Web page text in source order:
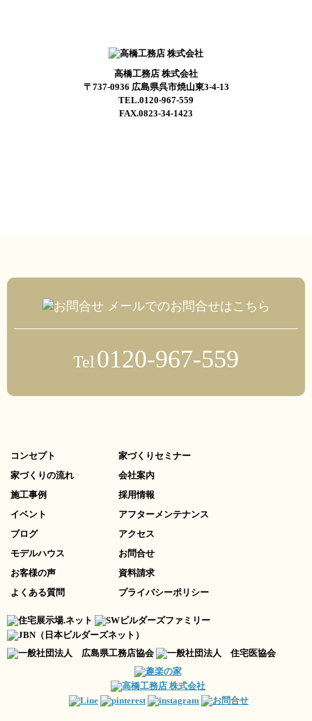
高橋工務店 株式会社
〒737-0936 広島県呉市焼山東3-4-13
TEL.0120-967-559
FAX.0823-34-1423
メールでのお問合せはこちら
Tel 0120-967-559
コンセプト
家づくりの流れ
施工事例
イベント
ブログ
モデルハウス
お客様の声
よくある質問
家づくりセミナー
会社案内
採用情報
アフターメンテナンス
アクセス
お問合せ
資料請求
プライバシーポリシー